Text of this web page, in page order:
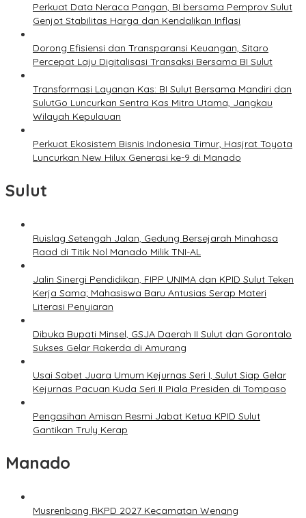
Perkuat Data Neraca Pangan, BI bersama Pemprov Sulut
Genjot Stabilitas Harga dan Kendalikan Inflasi
Dorong Efisiensi dan Transparansi Keuangan, Sitaro
Percepat Laju Digitalisasi Transaksi Bersama BI Sulut
Transformasi Layanan Kas: BI Sulut Bersama Mandiri dan
SulutGo Luncurkan Sentra Kas Mitra Utama, Jangkau
Wilayah Kepulauan
Perkuat Ekosistem Bisnis Indonesia Timur, Hasjrat Toyota
Luncurkan New Hilux Generasi ke-9 di Manado
Sulut
Ruislag Setengah Jalan, Gedung Bersejarah Minahasa
Raad di Titik Nol Manado Milik TNI-AL
Jalin Sinergi Pendidikan, FIPP UNIMA dan KPID Sulut Teken
Kerja Sama; Mahasiswa Baru Antusias Serap Materi
Literasi Penyiaran
Dibuka Bupati Minsel, GSJA Daerah II Sulut dan Gorontalo
Sukses Gelar Rakerda di Amurang
Usai Sabet Juara Umum Kejurnas Seri I, Sulut Siap Gelar
Kejurnas Pacuan Kuda Seri II Piala Presiden di Tompaso
Pengasihan Amisan Resmi Jabat Ketua KPID Sulut
Gantikan Truly Kerap
Manado
Musrenbang RKPD 2027 Kecamatan Wenang